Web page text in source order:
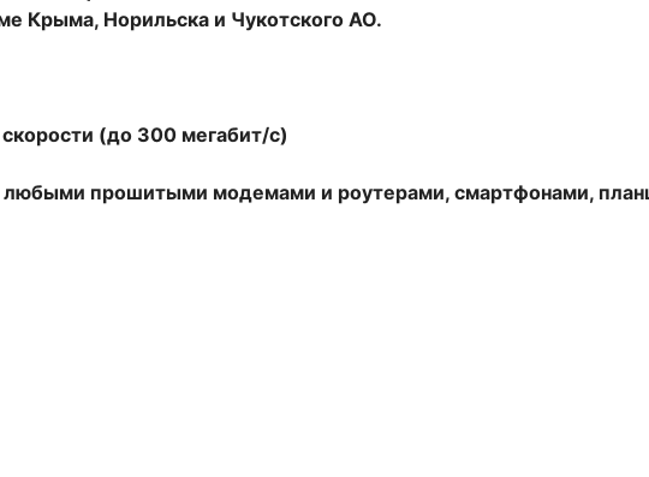
Крыма, Норильска и Чукотского АО.
(до 300 мегабит/с)
любыми прошитыми модемами и роутерами, смартфонами,